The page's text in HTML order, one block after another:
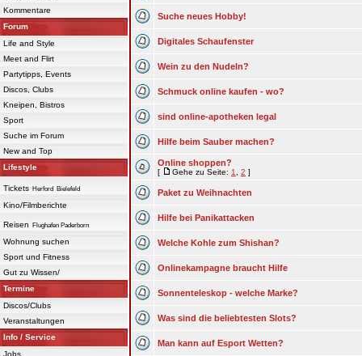
Kommentare
Forum
Life and Style
Meet and Flirt
Partytipps, Events
Discos, Clubs
Kneipen, Bistros
Sport
Suche im Forum
New and Top
Lifestyle
Tickets Herford Bielefeld
Kino/Filmberichte
Reisen Flughafen Paderborn
Wohnung suchen
Sport und Fitness
Gut zu Wissen/
Termine
Discos/Clubs
Veranstaltungen
Info / Service
Jobs
Suche neues Hobby!
Digitales Schaufenster
Wein zu den Nudeln?
Schmuck online kaufen - wo?
sind online-apotheken legal
Hilfe beim Sauber machen?
Online shoppen?
[ Gehe zu Seite: 1 2 ]
Paket zu Weihnachten
Hilfe bei Panikattacken
Welche Kohle zum Shishan?
Onlinekampagne braucht Hilfe
Sonnenteleskop - welche Marke?
Was sind die beliebtesten Slots?
Man kann auf Esport Wetten?